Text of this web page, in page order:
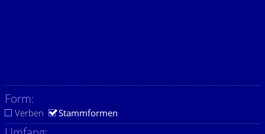
Form:
Verben Stammformen